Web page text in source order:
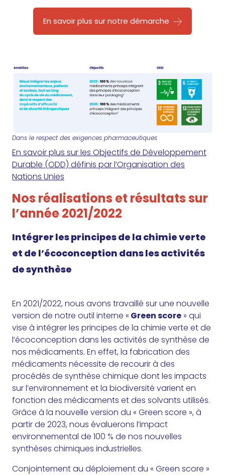
En savoir plus sur notre démarche
Dans le respect des exigences pharmaceutiques
En savoir plus sur les Objectifs de Développement
Durable (ODD) définis par l’Organisation des
Nations Unies
Nos réalisations et résultats sur
l’année 2021/2022
Intégrer les principes de la chimie verte
et de l’écoconception dans les activités
de synthèse
En 2021/2022, nous avons travaillé sur une nouvelle
version de notre outil interne « Green score » qui
vise à intégrer les principes de la chimie verte et de
l’écoconception dans les activités de synthèse de
nos médicaments. En effet, la fabrication des
médicaments nécessite de recourir à des
procédés de synthèse chimique dont les impacts
sur l’environnement et la biodiversité varient en
fonction des médicaments et des solvants utilisés.
Grâce à la nouvelle version du « Green score », à
partir de 2023, nous évaluerons l’impact
environnemental de 100 % de nos nouvelles
synthèses chimiques industrielles.
Conjointement au déploiement du « Green score »